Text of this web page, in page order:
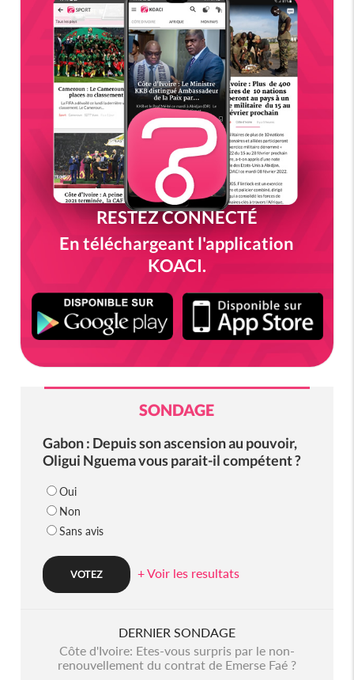
RESTEZ CONNECTÉ
En téléchargeant l'application
KOACI.
SONDAGE
Gabon : Depuis son ascension au pouvoir,
Oligui Nguema vous parait-il compétent ?
Oui
Non
Sans avis
+ Voir les resultats
DERNIER SONDAGE
Côte d'Ivoire: Etes-vous surpris par le non-
renouvellement du contrat de Emerse Faé ?